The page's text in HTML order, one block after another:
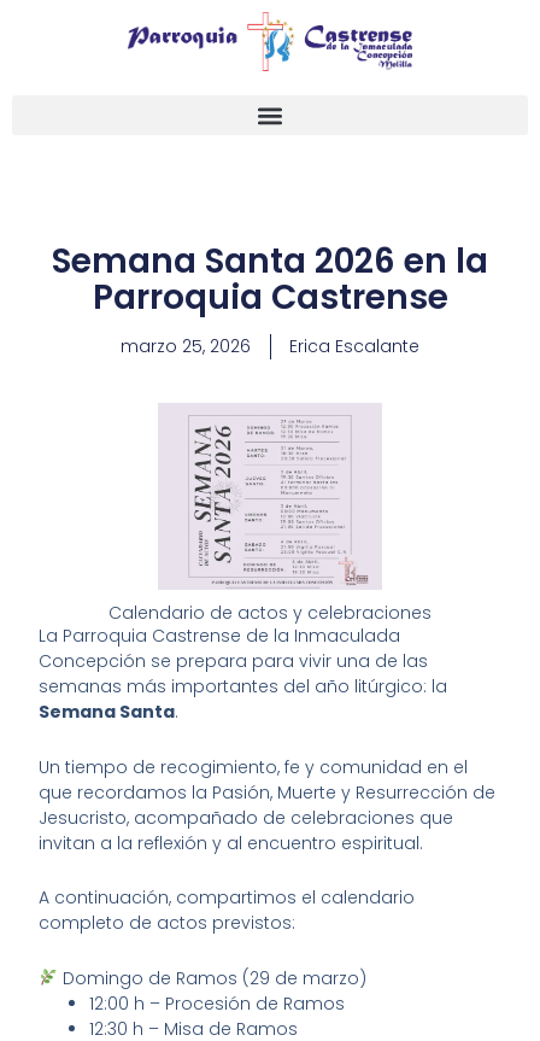
Semana Santa 2026 en la
Parroquia Castrense
marzo 25, 2026 Erica Escalante
Calendario de actos y celebraciones
La Parroquia Castrense de la Inmaculada
Concepción se prepara para vivir una de las
semanas más importantes del año litúrgico: la
Semana Santa.
Un tiempo de recogimiento, fe y comunidad en el
que recordamos la Pasión, Muerte y Resurrección de
Jesucristo, acompañado de celebraciones que
invitan a la reflexión y al encuentro espiritual.
A continuación, compartimos el calendario
completo de actos previstos:
Domingo de Ramos (29 de marzo)
12:00 h – Procesión de Ramos
12:30 h – Misa de Ramos